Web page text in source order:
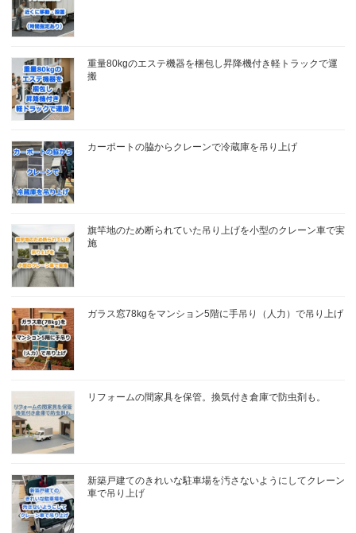
重量80kgのエステ機器を梱包し昇降機付き軽トラックで運
搬
カーポートの脇からクレーンで冷蔵庫を吊り上げ
旗竿地のため断られていた吊り上げを小型のクレーン車で実
施
ガラス窓78kgをマンション5階に手吊り（人力）で吊り上げ
リフォームの間家具を保管。換気付き倉庫で防虫剤も。
新築戸建てのきれいな駐車場を汚さないようにしてクレーン
車で吊り上げ